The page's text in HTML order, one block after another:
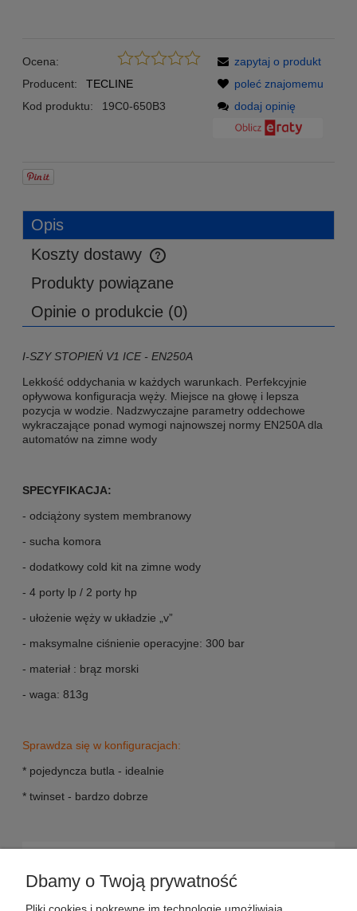
Ocena:
Producent:
TECLINE
Kod produktu:
19C0-650B3
zapytaj o produkt
poleć znajomemu
dodaj opinię
Opis
Koszty dostawy
Cena nie zawiera ewentualnych kosztów płatności
Produkty powiązane
Opinie o produkcie (0)
I-SZY STOPIEŃ V1 ICE - EN250A
Lekkość oddychania w każdych warunkach. Perfekcyjnie
opływowa konfiguracja węży. Miejsce na głowę i lepsza
pozycja w wodzie. Nadzwyczajne parametry oddechowe
wykraczające ponad wymogi najnowszej normy EN250A dla
automatów na zimne wody
SPECYFIKACJA:
- odciążony system membranowy
- sucha komora
- dodatkowy cold kit na zimne wody
- 4 porty lp / 2 porty hp
- ułożenie węży w układzie „v”
- maksymalne ciśnienie operacyjne: 300 bar
- materiał : brąz morski
- waga: 813g
Sprawdza się w konfiguracjach:
* pojedyncza butla - idealnie
* twinset - bardzo dobrze
DOSTAWA
Dbamy o Twoją prywatność